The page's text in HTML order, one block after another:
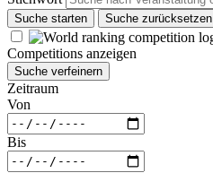
Suche starten Suche zurücksetzen
Competitions anzeigen
Suche verfeinern
Zeitraum
Von
Bis